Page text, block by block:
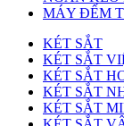
MÁY ĐẾM
KÉT SẮT
KÉT SẮT
KÉT SẮT
KÉT SẮT
KÉT SẮT